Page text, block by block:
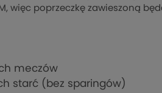
więc poprzeczkę zawieszoną
meczów
starć (bez sparingów)